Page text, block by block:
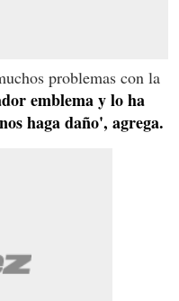
problemas con la
emblema y lo ha
haga daño', agrega.